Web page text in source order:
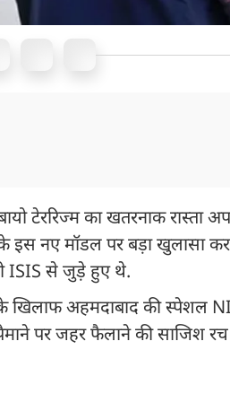
टेररिज्म का खतरनाक रास्ता
नए मॉडल पर बड़ा खुलासा
ISIS से जुड़े हुए थे.
खिलाफ अहमदाबाद की स्पेशल
पर जहर फैलाने की साजिश